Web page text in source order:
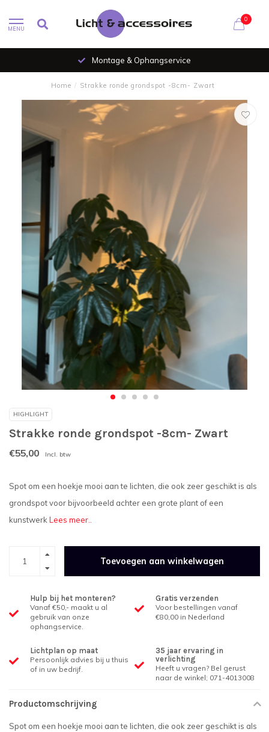
MENU
0
Al 35 jaar verlichtingsspecialist
Home / Strakke ronde grondspot -8cm- Zwart
HIGHLIGHT
Strakke ronde grondspot -8cm- Zwart
€55,00 Incl. btw
Spot om een hoekje mooi aan te lichten, die ook zeer geschikt is als
grondspot voor bijvoorbeeld achter een grote plant of een
kunstwerkLees meer..
Toevoegen aan winkelwagen
Hulp bij het monteren?
Vanaf €50,- maakt u al
gebruik van onze
ophangservice.
Gratis verzenden
Voor bestellingen vanaf
€80,00 in Nederland
Lichtplan op maat
Persoonlijk advies bij u thuis
of in uw bedrijf.
35 jaar ervaring in
verlichting
Heeft u vragen? Bel gerust
naar de winkel; 071-4013008
Productomschrijving
Spot om een hoekje mooi aan te lichten, die ook zeer geschikt is als